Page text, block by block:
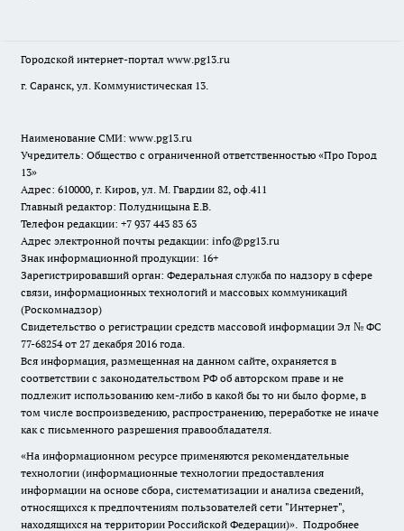
Городской интернет-портал www.pg13.ru
г. Саранск, ул. Коммунистическая 13.
Наименование СМИ: www.pg13.ru
Учредитель: Общество с ограниченной ответственностью «Про Город
13»
Адрес: 610000, г. Киров, ул. М. Гвардии 82, оф.411
Главный редактор: Полудницына Е.В.
Телефон редакции: +7 937 443 83 63
Адрес электронной почты редакции: info@pg13.ru
Знак информационной продукции: 16+
Зарегистрировавший орган: Федеральная служба по надзору в сфере
связи, информационных технологий и массовых коммуникаций
(Роскомнадзор)
Свидетельство о регистрации средств массовой информации Эл № ФС
77-68254 от 27 декабря 2016 года.
Вся информация, размещенная на данном сайте, охраняется в
соответствии с законодательством РФ об авторском праве и не
подлежит использованию кем-либо в какой бы то ни было форме, в
том числе воспроизведению, распространению, переработке не иначе
как с письменного разрешения правообладателя.
«На информационном ресурсе применяются рекомендательные
технологии (информационные технологии предоставления
информации на основе сбора, систематизации и анализа сведений,
относящихся к предпочтениям пользователей сети "Интернет",
находящихся на территории Российской Федерации)». Подробнее